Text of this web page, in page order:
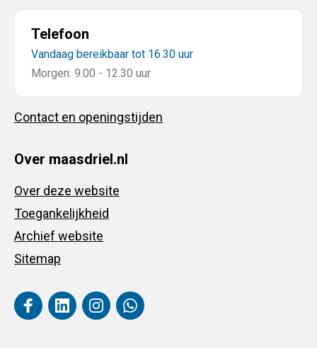
Telefoon
Vandaag bereikbaar tot 16.30 uur
Morgen: 9.00 - 12.30 uur
Contact en openingstijden
Over maasdriel.nl
Over deze website
Toegankelijkheid
Archief website
Sitemap